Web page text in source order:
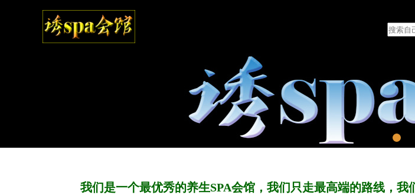
我们是一个最优秀的养生SPA会馆，我们只走最高端的路线，